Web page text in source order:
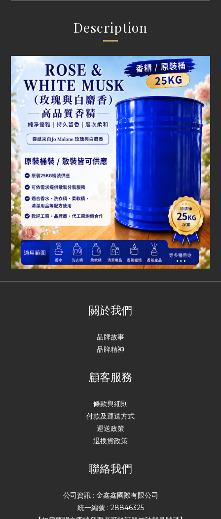
Description
關於我們
品牌故事
品牌精神
顧客服務
條款與細則
付款及運送方式
運送政策
退換貨政策
聯絡我們
公司資訊 : 金鑫鑫國際有限公司
統一編號 : 28846325